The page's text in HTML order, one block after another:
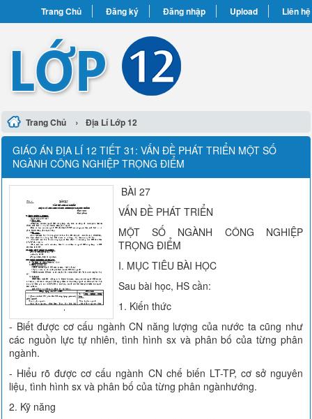
Trang Chủ Đăng ký Đăng nhập Upload Liên hệ
Trang Chủ › Địa Lí Lớp 12
GIÁO ÁN ĐỊA LÍ 12 TIẾT 31: VẤN ĐỀ PHÁT TRIỂN MỘT SỐ
NGÀNH CÔNG NGHIỆP TRỌNG ĐIỂM
BÀI 27
VẤN ĐỀ PHÁT TRIỂN
MỘT SỐ NGÀNH CÔNG NGHIỆP
TRỌNG ĐIỂM
I. MỤC TIÊU BÀI HỌC
Sau bài học, HS cần:
1. Kiến thức
- Biết được cơ cấu ngành CN năng lượng của nước ta cũng như
các nguồn lực tự nhiên, tình hình sx và phân bố của từng phân
ngành.
- Hiểu rõ được cơ cấu ngành CN chế biến LT-TP, cơ sở nguyên
liệu, tình hình sx và phân bố của từng phân ngànhướng.
2. Kỹ năng